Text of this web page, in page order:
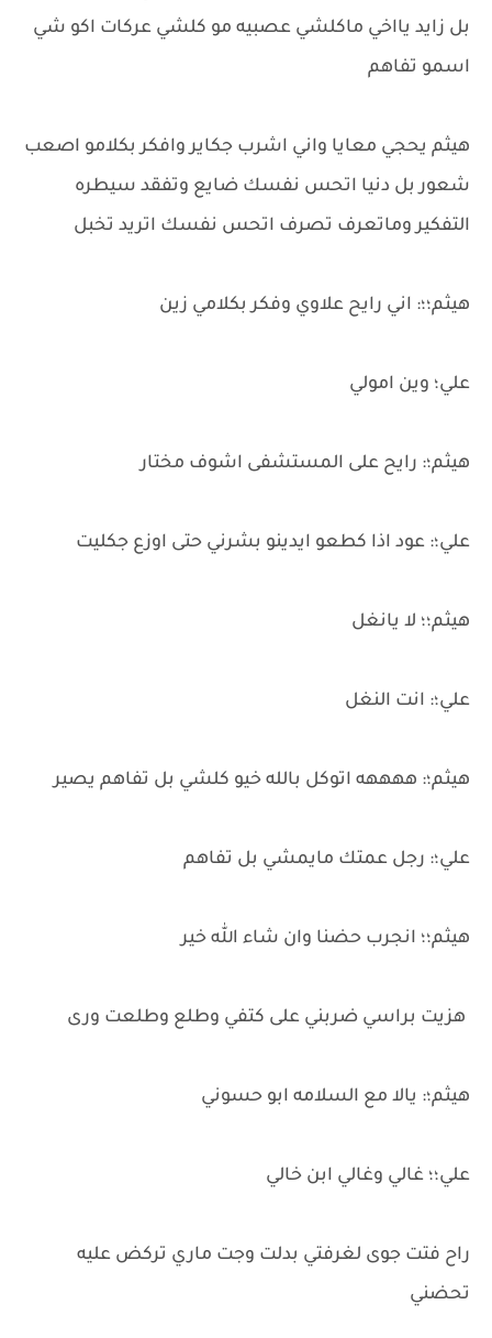
بل زايد يااخي ماكلشي عصبيه مو كلشي عركات اكو شي
اسمو تفاهم
هيثم يحجي معايا واني اشرب جكاير وافكر بكلامو اصعب
شعور بل دنيا اتحس نفسك ضايع وتفقد سيطره
التفكير وماتعرف تصرف اتحس نفسك اتريد تخبل
هيثم؛؛: اني رايح علاوي وفكر بكلامي زين
علي؛ وين امولي
هيثم؛: رايح على المستشفى اشوف مختار
علي؛: عود اذا كطعو ايدينو بشرني حتى اوزع جكليت
هيثم؛؛ لا يانغل
علي؛: انت النغل
هيثم؛: ههههه اتوكل بالله خيو كلشي بل تفاهم يصير
علي؛: رجل عمتك مايمشي بل تفاهم
هيثم؛؛ انجرب حضنا وان شاء الله خير
هزيت براسي ضربني على كتفي وطلع وطلعت ورى
هيثم؛: يالا مع السلامه ابو حسوني
علي؛؛ غالي وغالي ابن خالي
راح فتت جوى لغرفتي بدلت وجت ماري تركض عليه
تحضني